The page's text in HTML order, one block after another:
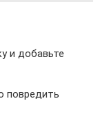
и добавьте
повредить